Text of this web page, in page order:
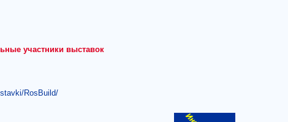
участники выставок
RosBuild/